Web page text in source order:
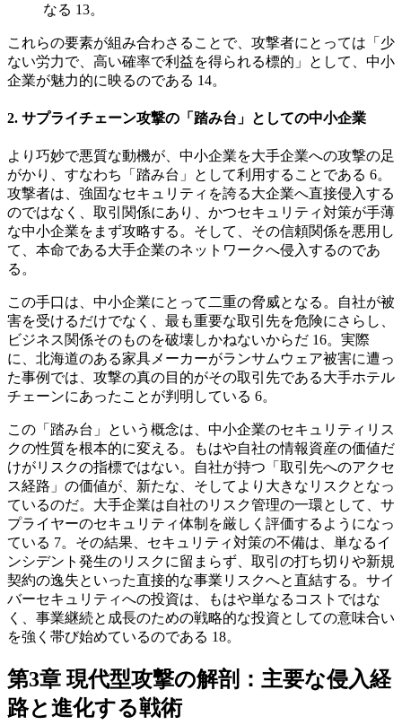
なる 13。
これらの要素が組み合わさることで、攻撃者にとっては「少
ない労力で、高い確率で利益を得られる標的」として、中小
企業が魅力的に映るのである 14。
2. サプライチェーン攻撃の「踏み台」としての中小企業
より巧妙で悪質な動機が、中小企業を大手企業への攻撃の足
がかり、すなわち「踏み台」として利用することである 6。
攻撃者は、強固なセキュリティを誇る大企業へ直接侵入する
のではなく、取引関係にあり、かつセキュリティ対策が手薄
な中小企業をまず攻略する。そして、その信頼関係を悪用し
て、本命である大手企業のネットワークへ侵入するのであ
る。
この手口は、中小企業にとって二重の脅威となる。自社が被
害を受けるだけでなく、最も重要な取引先を危険にさらし、
ビジネス関係そのものを破壊しかねないからだ 16。実際
に、北海道のある家具メーカーがランサムウェア被害に遭っ
た事例では、攻撃の真の目的がその取引先である大手ホテル
チェーンにあったことが判明している 6。
この「踏み台」という概念は、中小企業のセキュリティリス
クの性質を根本的に変える。もはや自社の情報資産の価値だ
けがリスクの指標ではない。自社が持つ「取引先へのアクセ
ス経路」の価値が、新たな、そしてより大きなリスクとなっ
ているのだ。大手企業は自社のリスク管理の一環として、サ
プライヤーのセキュリティ体制を厳しく評価するようになっ
ている 7。その結果、セキュリティ対策の不備は、単なるイ
ンシデント発生のリスクに留まらず、取引の打ち切りや新規
契約の逸失といった直接的な事業リスクへと直結する。サイ
バーセキュリティへの投資は、もはや単なるコストではな
く、事業継続と成長のための戦略的な投資としての意味合い
を強く帯び始めているのである 18。
第3章 現代型攻撃の解剖：主要な侵入経
路と進化する戦術